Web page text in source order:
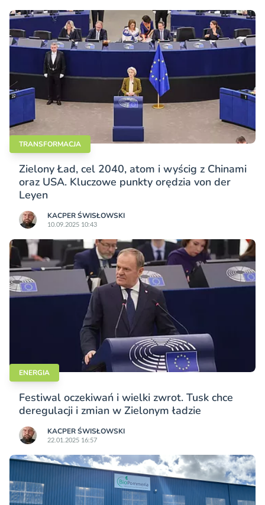
TRANSFORMACJA
Zielony Ład, cel 2040, atom i wyścig z Chinami
oraz USA. Kluczowe punkty orędzia von der
Leyen
KACPER ŚWISŁO­WSKI
10.09.2025 10:43
ENERGIA
Festiwal oczekiwań i wielki zwrot. Tusk chce
deregulacji i zmian w Zielonym ładzie
KACPER ŚWISŁO­WSKI
22.01.2025 16:57